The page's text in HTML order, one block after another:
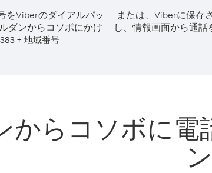
をViberのダイアルパッ
ダンからコソボにかけ
383 + 地域番号
または、Viberに保存
し、情報画面から通話
からコソボに電